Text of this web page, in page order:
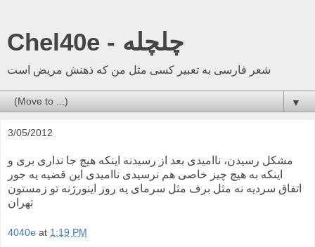
Chel40e - چلچله
شعر فارسی به تعبیر کسی مثل من که ذهنش مریض است
▼
3/05/2012
مشکل رسیدن، ناامیدی بعد از رسیدنه اینکه هیچ جا نداری بری و
اینکه به هیچ چیز خاصی هم نرسیدی ناامیدی این قضیه یه جور
اتفاق سردیه نه مثل برف مثل سرمای یه روز اینورژنه تو زمستون
تهران
4040e at 1:19 PM